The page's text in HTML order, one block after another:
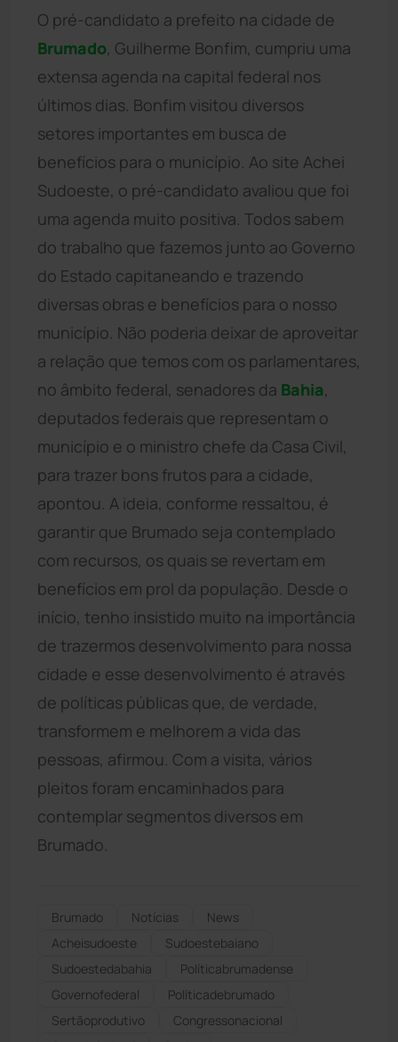
O pré-candidato a prefeito na cidade de
Brumado, Guilherme Bonfim, cumpriu uma
extensa agenda na capital federal nos
últimos dias. Bonfim visitou diversos
setores importantes em busca de
benefícios para o município. Ao site Achei
Sudoeste, o pré-candidato avaliou que foi
uma agenda muito positiva. Todos sabem
do trabalho que fazemos junto ao Governo
do Estado capitaneando e trazendo
diversas obras e benefícios para o nosso
município. Não poderia deixar de aproveitar
a relação que temos com os parlamentares,
no âmbito federal, senadores da Bahia,
deputados federais que representam o
município e o ministro chefe da Casa Civil,
para trazer bons frutos para a cidade,
apontou. A ideia, conforme ressaltou, é
garantir que Brumado seja contemplado
com recursos, os quais se revertam em
benefícios em prol da população. Desde o
início, tenho insistido muito na importância
de trazermos desenvolvimento para nossa
cidade e esse desenvolvimento é através
de políticas públicas que, de verdade,
transformem e melhorem a vida das
pessoas, afirmou. Com a visita, vários
pleitos foram encaminhados para
contemplar segmentos diversos em
Brumado.
Brumado Notícias
News
Acheisudoeste
Sudoestebaiano
Sudoestedabahia
Políticabrumadense
Governofederal
Políticadebrumado
Sertãoprodutivo
Congressonacional